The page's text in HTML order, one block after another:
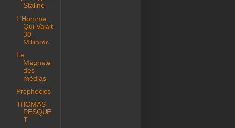
Staline
L'Homme
Qui Valait
30
Milliards
Le
Magnate
des
mèdias
Prophecies
THOMAS
PESQUE
T